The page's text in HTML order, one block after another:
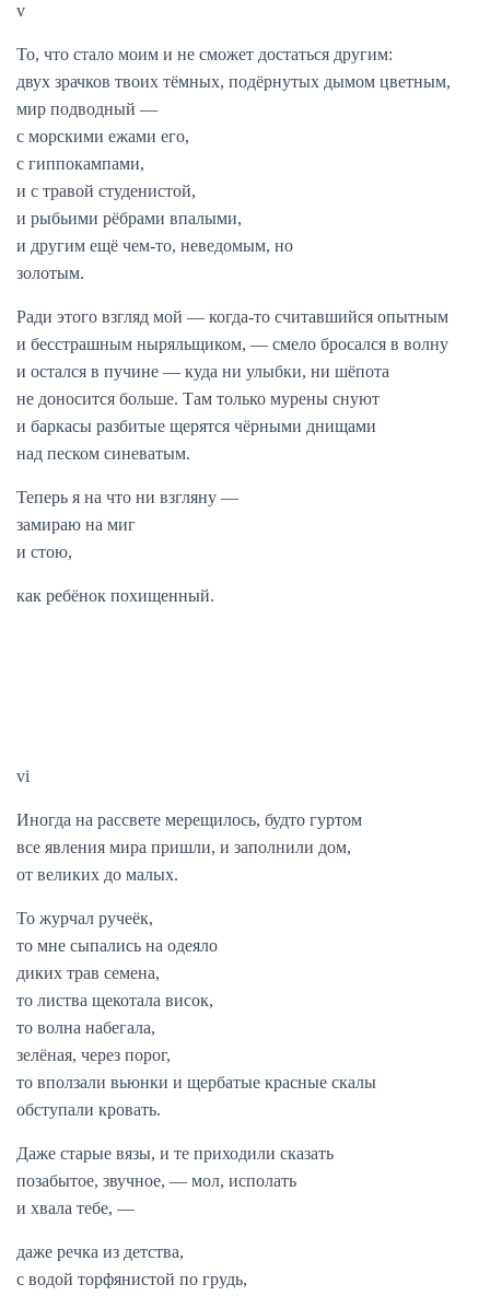
v
То, что стало моим и не сможет достаться другим:
двух зрачков твоих тёмных, подёрнутых дымом цветным,
мир подводный —
с морскими ежами его,
с гиппокампами,
и с травой студенистой,
и рыбьими рёбрами впалыми,
и другим ещё чем-то, неведомым, но
золотым.
Ради этого взгляд мой — когда-то считавшийся опытным
и бесстрашным ныряльщиком, — смело бросался в волну
и остался в пучине — куда ни улыбки, ни шёпота
не доносится больше. Там только мурены снуют
и баркасы разбитые щерятся чёрными днищами
над песком синеватым.
Теперь я на что ни взгляну —
замираю на миг
и стою,
как ребёнок похищенный.
vi
Иногда на рассвете мерещилось, будто гуртом
все явления мира пришли, и заполнили дом,
от великих до малых.
То журчал ручеёк,
то мне сыпались на одеяло
диких трав семена,
то листва щекотала висок,
то волна набегала,
зелёная, через порог,
то вползали вьюнки и щербатые красные скалы
обступали кровать.
Даже старые вязы, и те приходили сказать
позабытое, звучное, — мол, исполать
и хвала тебе, —
даже речка из детства,
с водой торфянистой по грудь,